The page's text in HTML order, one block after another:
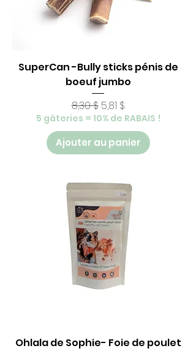
SuperCan -Bully sticks pénis de
boeuf jumbo
Prix original
8,30 $ Prix promotionnel
5,81 $
5 gâteries = 10% de RABAIS !
Ajouter au panier
Ohlala de Sophie- Foie de poulet